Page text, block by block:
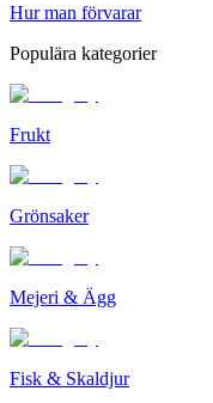
Hur man förvarar
Populära kategorier
Frukt
Grönsaker
Mejeri & Ägg
Fisk & Skaldjur